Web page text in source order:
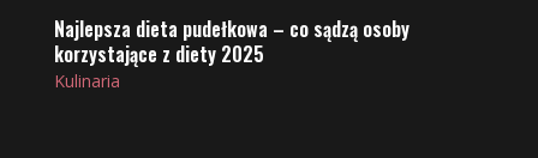
Najlepsza dieta pudełkowa – co sądzą osoby
korzystające z diety 2025
Kulinaria